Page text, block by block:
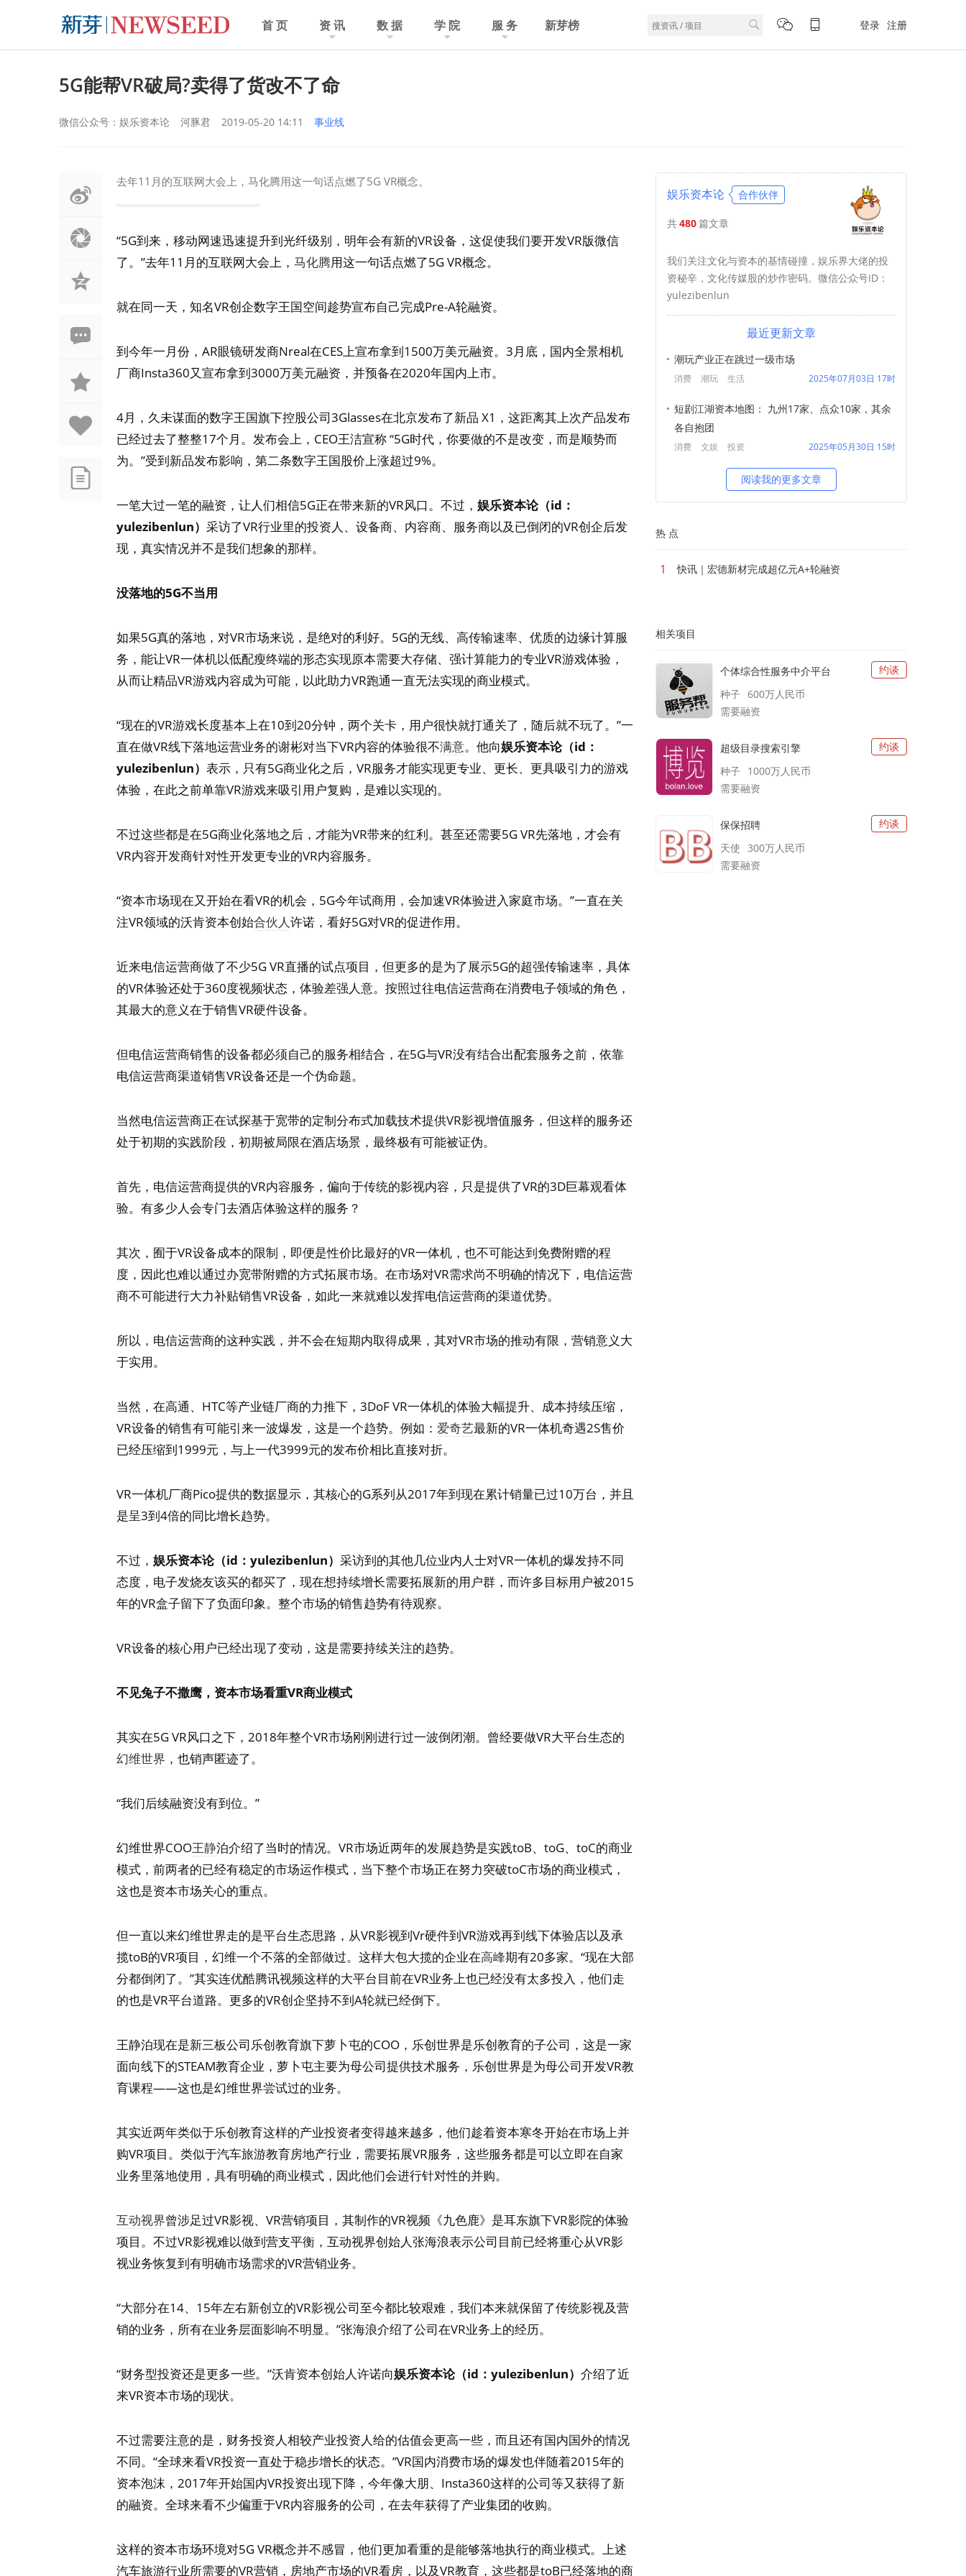
首 页 资 讯 数 据 学 院 服 务 新芽榜 登录 注册
5G能帮VR破局?卖得了货改不了命
微信公众号：娱乐资本论 河豚君 2019-05-20 14:11 事业线
去年11月的互联网大会上，马化腾用这一句话点燃了5G VR概念。
“5G到来，移动网速迅速提升到光纤级别，明年会有新的VR设备，这促使我们要开发VR版微信
了。”去年11月的互联网大会上， 马化腾用这一句话点燃了5G VR概念。
就在同一天，知名VR创企数字王国空间趁势宣布自己完成Pre-A轮融资。
到今年一月份，AR眼镜研发商Nreal在CES上宣布拿到1500万美元融资。3月底，国内全景相机
厂商Insta360又宣布拿到3000万美元融资，并预备在2020年国内上市。
4月，久未谋面的数字王国旗下控股公司3Glasses在北京发布了新品 X1，这距离其上次产品发布
已经过去了整整17个月。发布会上，CEO王洁宣称 “5G时代，你要做的不是改变，而是顺势而
为。”受到新品发布影响，第二条数字王国股价上涨超过9%。
一笔大过一笔的融资，让人们相信5G正在带来新的VR风口。不过， 娱乐资本论（id：
yulezibenlun） 采访了VR行业里的投资人、设备商、内容商、服务商以及已倒闭的VR创企后发
现，真实情况并不是我们想象的那样。
没落地的5G不当用
如果5G真的落地，对VR市场来说，是绝对的利好。5G的无线、高传输速率、优质的边缘计算服
务，能让VR一体机以低配瘦终端的形态实现原本需要大存储、强计算能力的专业VR游戏体验，
从而让精品VR游戏内容成为可能，以此助力VR跑通一直无法实现的商业模式。
“现在的VR游戏长度基本上在10到20分钟，两个关卡，用户很快就打通关了，随后就不玩了。”一
直在做VR线下落地运营业务的谢彬对当下VR内容的体验很不满意。他向娱乐资本论（id：
yulezibenlun） 表示，只有5G商业化之后，VR服务才能实现更专业、更长、更具吸引力的游戏
体验，在此之前单靠VR游戏来吸引用户复购，是难以实现的。
不过这些都是在5G商业化落地之后，才能为VR带来的红利。甚至还需要5G VR先落地，才会有
VR内容开发商针对性开发更专业的VR内容服务。
“资本市场现在又开始在看VR的机会，5G今年试商用，会加速VR体验进入家庭市场。”一直在关
注VR领域的沃肯资本创始合伙人许诺，看好5G对VR的促进作用。
近来电信运营商做了不少5G VR直播的试点项目，但更多的是为了展示5G的超强传输速率，具体
的VR体验还处于360度视频状态，体验差强人意。按照过往电信运营商在消费电子领域的角色，
其最大的意义在于销售VR硬件设备。
但电信运营商销售的设备都必须自己的服务相结合，在5G与VR没有结合出配套服务之前，依靠
电信运营商渠道销售VR设备还是一个伪命题。
当然电信运营商正在试探基于宽带的定制分布式加载技术提供VR影视增值服务，但这样的服务还
处于初期的实践阶段，初期被局限在酒店场景，最终极有可能被证伪。
首先，电信运营商提供的VR内容服务，偏向于传统的影视内容，只是提供了VR的3D巨幕观看体
验。有多少人会专门去酒店体验这样的服务？
其次，囿于VR设备成本的限制，即便是性价比最好的VR一体机，也不可能达到免费附赠的程
度，因此也难以通过办宽带附赠的方式拓展市场。在市场对VR需求尚不明确的情况下，电信运营
商不可能进行大力补贴销售VR设备，如此一来就难以发挥电信运营商的渠道优势。
所以，电信运营商的这种实践，并不会在短期内取得成果，其对VR市场的推动有限，营销意义大
于实用。
当然，在高通、HTC等产业链厂商的力推下，3DoF VR一体机的体验大幅提升、成本持续压缩，
VR设备的销售有可能引来一波爆发，这是一个趋势。例如： 爱奇艺最新的VR一体机奇遇2S售价
已经压缩到1999元，与上一代3999元的发布价相比直接对折。
VR一体机厂商Pico提供的数据显示，其核心的G系列从2017年到现在累计销量已过10万台，并且
是呈3到4倍的同比增长趋势。
不过， 娱乐资本论（id：yulezibenlun） 采访到的其他几位业内人士对VR一体机的爆发持不同
态度，电子发烧友该买的都买了，现在想持续增长需要拓展新的用户群，而许多目标用户被2015
年的VR盒子留下了负面印象。整个市场的销售趋势有待观察。
VR设备的核心用户已经出现了变动，这是需要持续关注的趋势。
不见兔子不撒鹰，资本市场看重VR商业模式
其实在5G VR风口之下，2018年整个VR市场刚刚进行过一波倒闭潮。曾经要做VR大平台生态的
幻维世界 ，也销声匿迹了。
“我们后续融资没有到位。”
幻维世界COO王静泊介绍了当时的情况。VR市场近两年的发展趋势是实践toB、toG、toC的商业
模式，前两者的已经有稳定的市场运作模式，当下整个市场正在努力突破toC市场的商业模式，
这也是资本市场关心的重点。
但一直以来幻维世界走的是平台生态思路，从VR影视到Vr硬件到VR游戏再到线下体验店以及承
揽toB的VR项目，幻维一个不落的全部做过。这样大包大揽的企业在高峰期有20多家。“现在大部
分都倒闭了。”其实连优酷腾讯视频这样的大平台目前在VR业务上也已经没有太多投入，他们走
的也是VR平台道路。更多的VR创企坚持不到A轮就已经倒下。
王静泊现在是新三板公司乐创教育旗下萝卜屯的COO，乐创世界是乐创教育的子公司，这是一家
面向线下的STEAM教育企业，萝卜屯主要为母公司提供技术服务，乐创世界是为母公司开发VR教
育课程——这也是幻维世界尝试过的业务。
其实近两年类似于乐创教育这样的产业投资者变得越来越多，他们趁着资本寒冬开始在市场上并
购VR项目。类似于汽车旅游教育房地产行业，需要拓展VR服务，这些服务都是可以立即在自家
业务里落地使用，具有明确的商业模式，因此他们会进行针对性的并购。
互动视界曾涉足过VR影视、VR营销项目，其制作的VR视频《九色鹿》是耳东旗下VR影院的体验
项目。不过VR影视难以做到营支平衡，互动视界创始人张海浪表示公司目前已经将重心从VR影
视业务恢复到有明确市场需求的VR营销业务。
“大部分在14、15年左右新创立的VR影视公司至今都比较艰难，我们本来就保留了传统影视及营
销的业务，所有在业务层面影响不明显。”张海浪介绍了公司在VR业务上的经历。
“财务型投资还是更多一些。”沃肯资本创始人许诺向娱乐资本论（id：yulezibenlun） 介绍了近
来VR资本市场的现状。
不过需要注意的是，财务投资人相较产业投资人给的估值会更高一些，而且还有国内国外的情况
不同。“全球来看VR投资一直处于稳步增长的状态。”VR国内消费市场的爆发也伴随着2015年的
资本泡沫，2017年开始国内VR投资出现下降，今年像大朋、Insta360这样的公司等又获得了新
的融资。全球来看不少偏重于VR内容服务的公司，在去年获得了产业集团的收购。
这样的资本市场环境对5G VR概念并不感冒，他们更加看重的是能够落地执行的商业模式。上述
汽车旅游行业所需要的VR营销，房地产市场的VR看房，以及VR教育，这些都是toB已经落地的商
娱乐资本论 合作伙伴
共480篇文章
我们关注文化与资本的基情碰撞，娱乐界大佬的投
资秘辛，文化传媒股的炒作密码。微信公众号ID：
yulezibenlun
最近更新文章
潮玩产业正在跳过一级市场
2025年07月03日 17时
消费 潮玩 生活
短剧江湖资本地图： 九州17家、点众10家，其余
各自抱团
2025年05月30日 15时
消费 文娱 投资
阅读我的更多文章
热 点
1 快讯｜宏德新材完成超亿元A+轮融资
相关项目
个体综合性服务中介平台
种子 600万人民币
需要融资
约谈
超级目录搜索引擎
种子
1000万人民币
需要融资
约谈
保保招聘
天使 300万人民币
需要融资
约谈